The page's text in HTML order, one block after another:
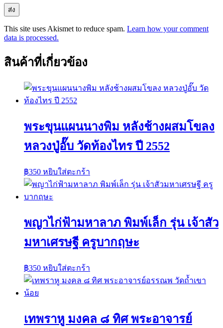
This site uses Akismet to reduce spam. Learn how your comment
data is processed.
สินค้าที่เกี่ยวข้อง
พระขุนแผนนางพิม หลังช้างผสมโขลง
หลวงปู่อั๊บ วัดท้องไทร ปี 2552
฿350 หยิบใส่ตะกร้า
พญาไก่ฟ้ามหาลาภ พิมพ์เล็ก รุ่น เจ้าสัว
มหาเศรษฐี ครูบากฤษะ
฿350 หยิบใส่ตะกร้า
เทพราหู มงคล ๘ ทิศ พระอาจารย์